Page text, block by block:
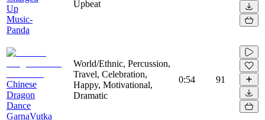
Up
Music-
Panda
Upbeat
Chinese
Dragon
Dance
GarnaVutka
World/Ethnic, Percussion,
Travel, Celebration,
Happy, Motivational,
Dramatic
0:54 91